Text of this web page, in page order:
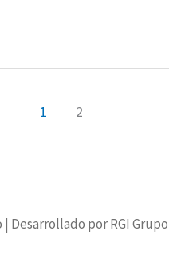
1 2
| Desarrollado por RGI Grupo